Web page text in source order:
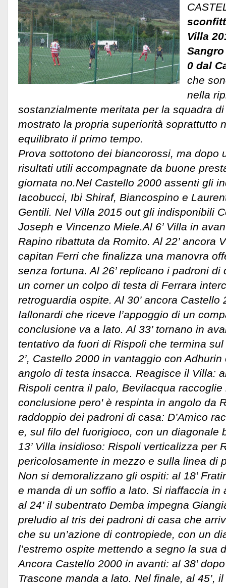
Villa
0 dal
che
nella
sostanzialmente meritata per la squadra
mostrato la propria superiorità soprattutto
equilibrato il primo tempo.
Prova sottotono dei biancorossi, ma dopo
risultati utili accompagnate da buone
giornata no.Nel Castello 2000 assenti gli
Iacobucci, Ibi Shiraf, Biancospino e
Gentili. Nel Villa 2015 out gli indisponibili
Joseph e Vincenzo Miele.Al 6’ Villa in
Rapino ribattuta da Romito. Al 22’ ancora
capitan Ferri che finalizza una manovra
senza fortuna. Al 26’ replicano i padroni
un corner un colpo di testa di Ferrara
retroguardia ospite. Al 30’ ancora Castello
Iallonardi che riceve l’appoggio di un
conclusione va a lato. Al 33’ tornano in
tentativo da fuori di Rispoli che termina
2’, Castello 2000 in vantaggio con
angolo di testa insacca. Reagisce il Villa:
Rispoli centra il palo, Bevilacqua
conclusione pero' è respinta in angolo da
raddoppio dei padroni di casa: D’Amico
e, sul filo del fuorigioco, con un diagonale
13’ Villa insidioso: Rispoli verticalizza per
pericolosamente in mezzo e sulla linea di
Non si demoralizzano gli ospiti: al 18’
e manda di un soffio a lato. Si riaffaccia in
al 24’ il subentrato Demba impegna
preludio al tris dei padroni di casa che
che su un’azione di contropiede, con un
l’estremo ospite mettendo a segno la sua
Ancora Castello 2000 in avanti: al 38’
Trascone manda a lato. Nel finale, al 45’,